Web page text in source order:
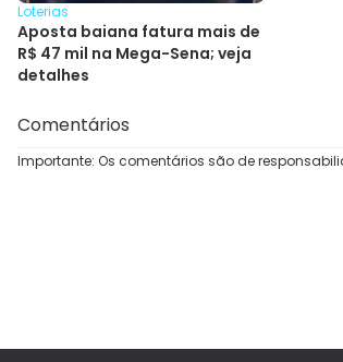
Loterias
Aposta baiana fatura mais de
R$ 47 mil na Mega-Sena; veja
detalhes
Comentários
Importante: Os comentários são de